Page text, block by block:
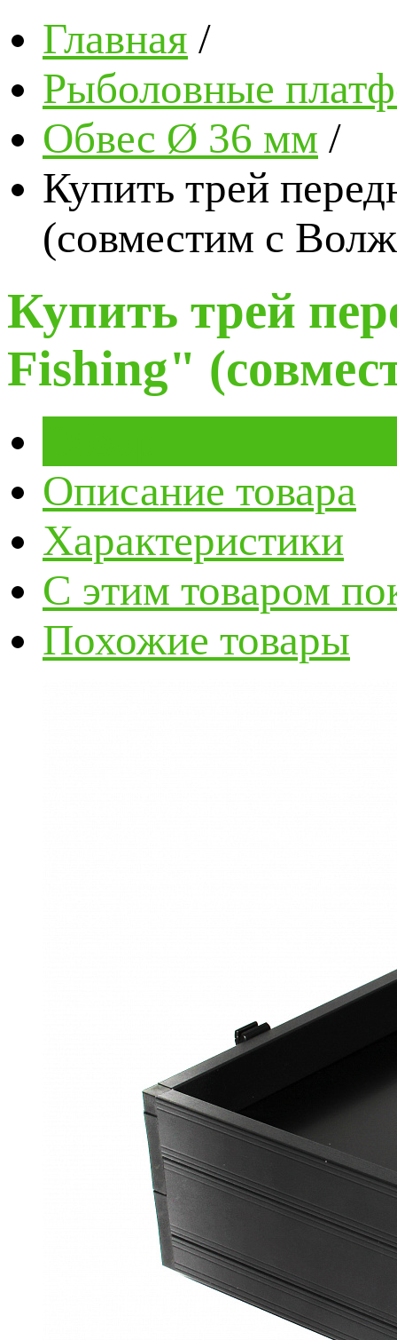
Главная /
Рыболовные
Обвес Ø 36 мм /
Купить трей
(совместим с
Купить трей
Fishing"
Описание товара
Характеристики
С этим товаром
Похожие товары